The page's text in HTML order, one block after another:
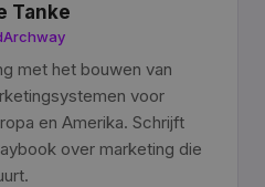
Tanke
met het bouwen van
voor
en Amerika. Schrijft
over marketing die